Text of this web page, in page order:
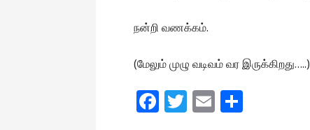
நன்றி வணக்கம்.
(மேலும் முழு வடிவம் வர இருக்கிறது…..)
F T E